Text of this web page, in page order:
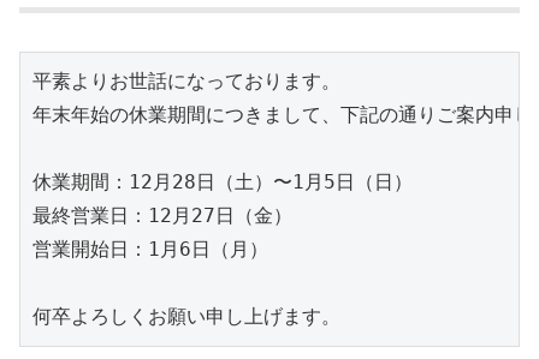
平素よりお世話になっております。
年末年始の休業期間につきまして、下記の通りご案内申し
休業期間：12月28日（土）〜1月5日（日）
最終営業日：12月27日（金）
営業開始日：1月6日（月）